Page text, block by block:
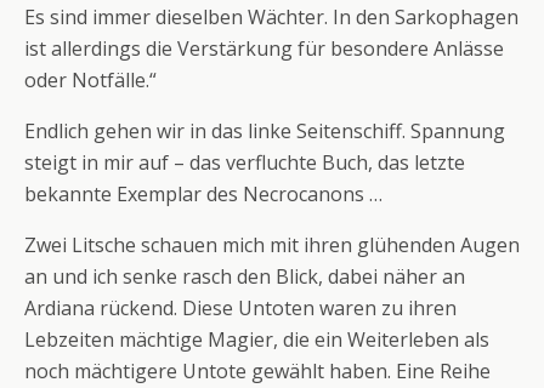
Es sind immer dieselben Wächter. In den Sarkophagen
ist allerdings die Verstärkung für besondere Anlässe
oder Notfälle.“
Endlich gehen wir in das linke Seitenschiff. Spannung
steigt in mir auf – das verfluchte Buch, das letzte
bekannte Exemplar des Necrocanons …
Zwei Litsche schauen mich mit ihren glühenden Augen
an und ich senke rasch den Blick, dabei näher an
Ardiana rückend. Diese Untoten waren zu ihren
Lebzeiten mächtige Magier, die ein Weiterleben als
noch mächtigere Untote gewählt haben. Eine Reihe